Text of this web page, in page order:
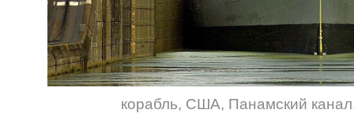
корабль, США, Панамский канал